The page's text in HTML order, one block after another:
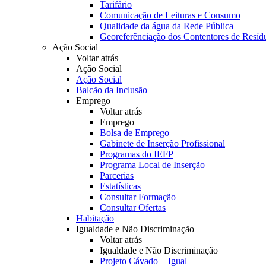
Tarifário
Comunicação de Leituras e Consumo
Qualidade da água da Rede Pública
Georeferênciação dos Contentores de
Ação Social
Voltar atrás
Ação Social
Ação Social
Balcão da Inclusão
Emprego
Voltar atrás
Emprego
Bolsa de Emprego
Gabinete de Inserção Profissional
Programas do IEFP
Programa Local de Inserção
Parcerias
Estatísticas
Consultar Formação
Consultar Ofertas
Habitação
Igualdade e Não Discriminação
Voltar atrás
Igualdade e Não Discriminação
Projeto Cávado + Igual